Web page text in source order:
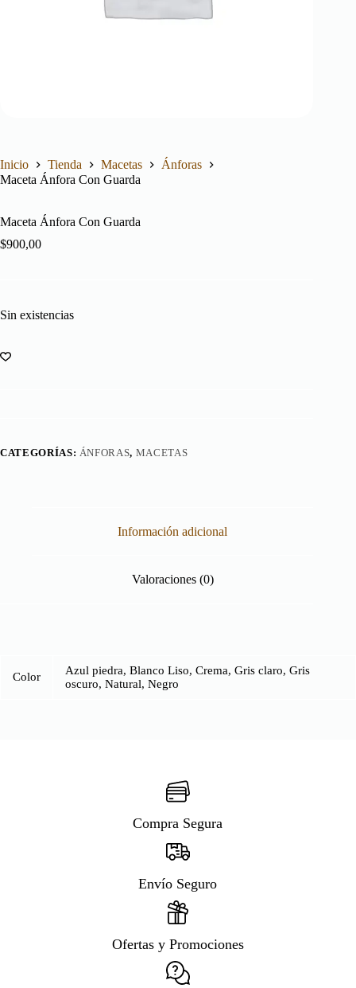
Inicio Tienda Macetas
Ánforas
Maceta Ánfora Con Guarda
Maceta Ánfora Con Guarda
$900,00
Sin existencias
CATEGORÍAS: ÁNFORAS, MACETAS
Información adicional
Valoraciones (0)
Color
Azul piedra, Blanco Liso, Crema, Gris claro, Gris
oscuro, Natural, Negro
Compra Segura
Envío Seguro
Ofertas y Promociones